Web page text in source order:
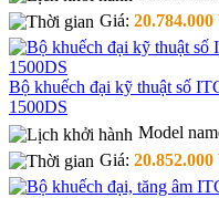
Giá:
Bộ khuếch đại kỹ thuật số
1500DS
Model
Giá: